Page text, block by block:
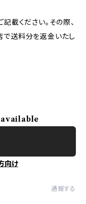
載ください。その際、
で送料分を返金いたし
向け
通報する